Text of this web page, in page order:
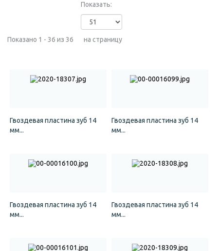
Показано 1 - 36 из 36
Показать:
на страницу
Гвоздевая пластина зуб 14
мм...
Гвоздевая пластина зуб 14
мм...
Гвоздевая пластина зуб 14
мм...
Гвоздевая пластина зуб 14
мм...